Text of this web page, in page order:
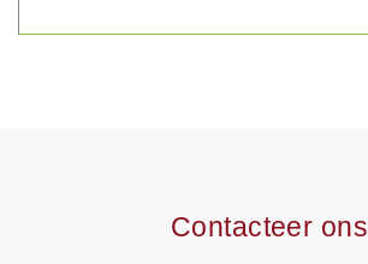
Contacteer ons